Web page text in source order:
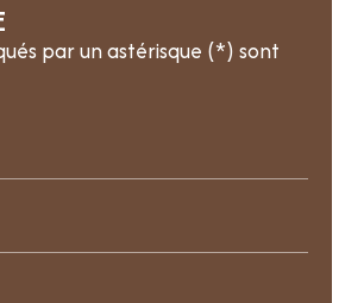
par un astérisque (*) sont